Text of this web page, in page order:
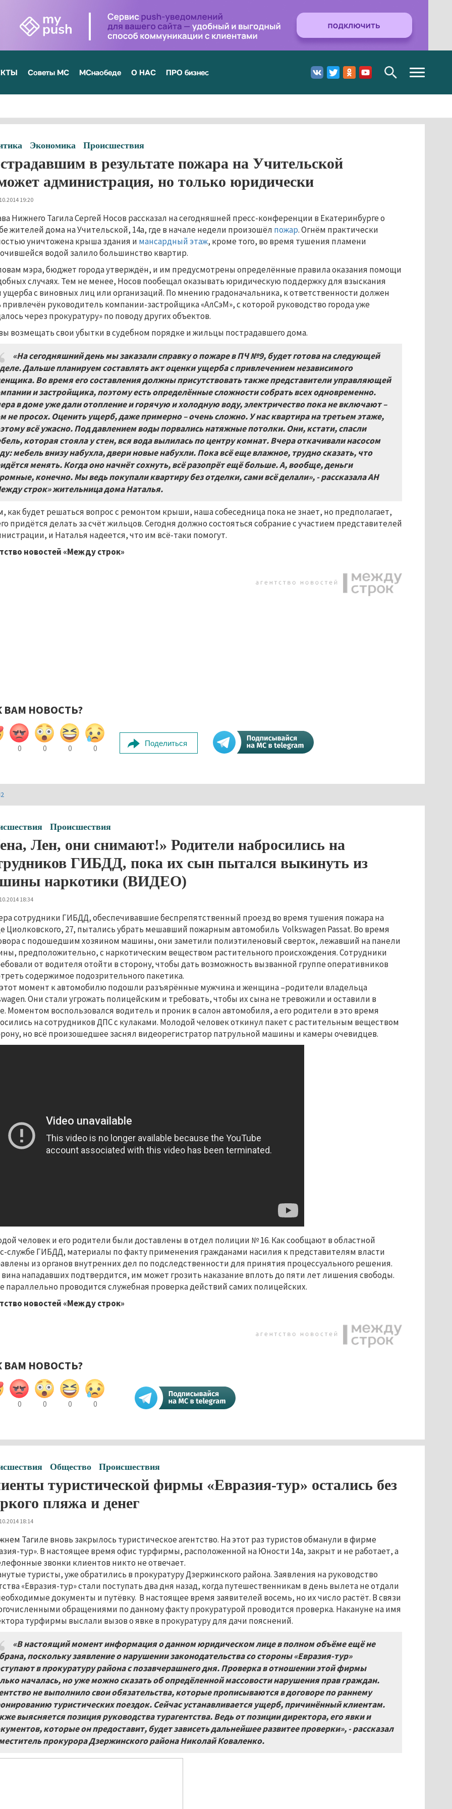
Советы МС МСнаобеде О НАС ПРО бизнес
Toggle
navigation
Экономика Происшествия
в результате пожара на Учительской
администрация, но только юридически
19:20
Нижнего Тагила Сергей Носов рассказал на сегодняшней пресс-конференции в Екатеринбурге о
жителей дома на Учительской, 14а, где в начале недели произошёл пожар. Огнём практически
уничтожена крыша здания и мансардный этаж, кроме того, во время тушения пламени
водой залило большинство квартир.
мэра, бюджет города утверждён, и им предусмотрены определённые правила оказания помощи
случаях. Тем не менее, Носов пообещал оказывать юридическую поддержку для взыскания
с виновных лиц или организаций. По мнению градоначальника, к ответственности должен
руководитель компании-застройщика «АлСэМ», с которой руководство города уже
через прокуратуру» по поводу других объектов.
возмещать свои убытки в судебном порядке и жильцы пострадавшего дома.
«На сегодняшний день мы заказали справку о пожаре в ПЧ №9, будет готова на следующей
Дальше планируем составлять акт оценки ущерба с привлечением независимого
Во время его составления должны присутствовать также представители управляющей
и застройщика, поэтому есть определённые сложности собрать всех одновременно.
в доме уже дали отопление и горячую и холодную воду, электричество пока не включают –
не просох. Оценить ущерб, даже примерно – очень сложно. У нас квартира на третьем этаже,
всё ужасно. Под давлением воды порвались натяжные потолки. Они, кстати, спасли
которая стояла у стен, вся вода вылилась по центру комнат. Вчера откачивали насосом
мебель внизу набухла, двери новые набухли. Пока всё еще влажное, трудно сказать, что
менять. Когда оно начнёт сохнуть, всё разопрёт ещё больше. А, вообще, деньги
конечно. Мы ведь покупали квартиру без отделки, сами всё делали», - рассказала АН
строк» жительница дома Наталья.
как будет решаться вопрос с ремонтом крыши, наша собеседница пока не знает, но предполагает,
придётся делать за счёт жильцов. Сегодня должно состояться собрание с участием представителей
и Наталья надеется, что им всё-таки помогут.
новостей «Между строк»
ВАМ НОВОСТЬ?
0 0 0 0
Поделиться
Происшествия
Лен, они снимают!» Родители набросились на
ГИБДД, пока их сын пытался выкинуть из
наркотики (ВИДЕО)
18:34
сотрудники ГИБДД, обеспечивавшие беспрепятственный проезд во время тушения пожара на
Циолковского, 27, пытались убрать мешавший пожарным автомобиль Volkswagen Passat. Во время
с подошедшим хозяином машины, они заметили полиэтиленовый сверток, лежавший на панели
предположительно, с наркотическим веществом растительного происхождения. Сотрудники
от водителя отойти в сторону, чтобы дать возможность вызванной группе оперативников
содержимое подозрительного пакетика.
момент к автомобилю подошли разъярённые мужчина и женщина –родители владельца
Они стали угрожать полицейским и требовать, чтобы их сына не тревожили и оставили в
Моментом воспользовался водитель и проник в салон автомобиля, а его родители в это время
на сотрудников ДПС с кулаками. Молодой человек откинул пакет с растительным веществом
но всё произошедшее заснял видеорегистратор патрульной машины и камеры очевидцев.
человек и его родители были доставлены в отдел полиции № 16. Как сообщают в областной
службе ГИБДД, материалы по факту применения гражданами насилия к представителям власти
из органов внутренних дел по подследственности для принятия процессуального решения.
вина нападавших подтвердится, им может грозить наказание вплоть до пяти лет лишения свободы.
параллельно проводится служебная проверка действий самих полицейских.
новостей «Между строк»
ВАМ НОВОСТЬ?
0 0 0 0
Общество Происшествия
туристической фирмы «Евразия-тур» остались без
пляжа и денег
18:14
Тагиле вновь закрылось туристическое агентство. На этот раз туристов обманули в фирме
тур». В настоящее время офис турфирмы, расположенной на Юности 14а, закрыт и не работает, а
звонки клиентов никто не отвечает.
туристы, уже обратились в прокуратуру Дзержинского района. Заявления на руководство
«Евразия-тур» стали поступать два дня назад, когда путешественникам в день вылета не отдали
документы и путёвку. В настоящее время заявителей восемь, но их число растёт. В связи
обращениями по данному факту прокуратурой проводится проверка. Накануне на имя
турфирмы выслали вызов о явке в прокуратуру для дачи пояснений.
«В настоящий момент информация о данном юридическом лице в полном объёме ещё не
поскольку заявление о нарушении законодательства со стороны «Евразия-тур»
в прокуратуру района с позавчерашнего дня. Проверка в отношении этой фирмы
началась, но уже можно сказать об опредёленной массовости нарушения прав граждан.
не выполнило свои обязательства, которые прописываются в договоре по раннему
туристических поездок. Сейчас устанавливается ущерб, причинённый клиентам.
выясняется позиция руководства турагентства. Ведь от позиции директора, его явки и
которые он предоставит, будет зависеть дальнейшее развитее проверки», - рассказал
прокурора Дзержинского района Николай Коваленко.